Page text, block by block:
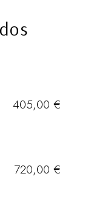
405,00 €
720,00 €
DE